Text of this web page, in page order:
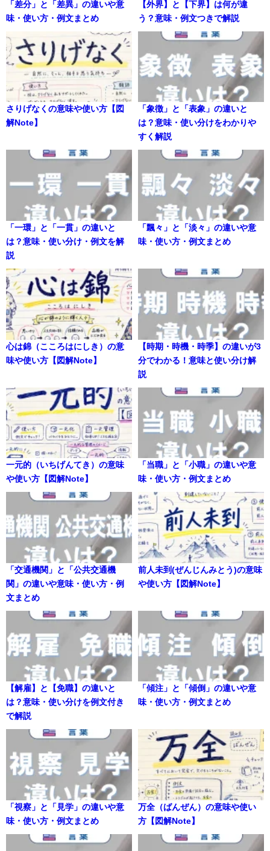
「差分」と「差異」の違いや意
味・使い方・例文まとめ
【外界】と【下界】は何が違
う？意味・例文つきで解説
さりげなくの意味や使い方【図
解Note】
「象徴」と「表象」の違いと
は？意味・使い分けをわかりや
すく解説
「一環」と「一貫」の違いと
は？意味・使い分け・例文を解
説
「飄々」と「淡々」の違いや意
味・使い方・例文まとめ
心は錦（こころはにしき）の意
味や使い方【図解Note】
【時期・時機・時季】の違いが3
分でわかる！意味と使い分け解
説
一元的（いちげんてき）の意味
や使い方【図解Note】
「当職」と「小職」の違いや意
味・使い方・例文まとめ
「交通機関」と「公共交通機
関」の違いや意味・使い方・例
文まとめ
前人未到(ぜんじんみとう)の意味
や使い方【図解Note】
【解雇】と【免職】の違いと
は？意味・使い分けを例文付き
で解説
「傾注」と「傾倒」の違いや意
味・使い方・例文まとめ
「視察」と「見学」の違いや意
味・使い方・例文まとめ
万全（ばんぜん）の意味や使い
方【図解Note】